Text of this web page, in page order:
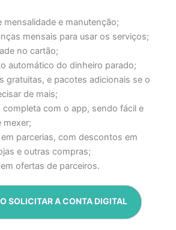
mensalidade e manutenção;
mensais para usar os serviços;
no cartão;
automático do dinheiro parado;
gratuitas, e pacotes adicionais se o
de mais;
completa com o app, sendo fácil e
mexer;
parcerias, com descontos em
e outras compras;
ofertas de parceiros.
SOLICITAR A CONTA DIGITAL